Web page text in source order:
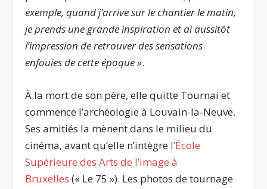
exemple, quand j’arrive sur le chantier le matin,
je prends une grande inspiration et ai aussitôt
l’impression de retrouver des sensations
enfouies de cette époque ».
À la mort de son père, elle quitte Tournai et
commence l’archéologie à Louvain-la-Neuve.
Ses amitiés la mènent dans le milieu du
cinéma, avant qu’elle n’intègre l’École
Supérieure des Arts de l’image à
Bruxelles (« Le 75 »). Les photos de tournage